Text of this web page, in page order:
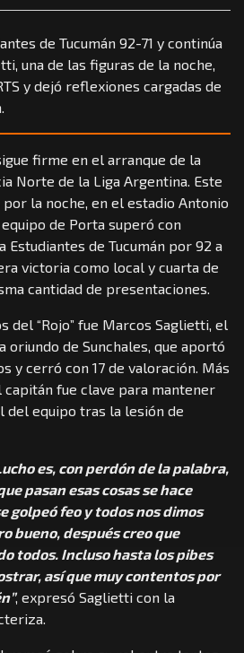
de Tucumán 92-71 y continúa
una de las figuras de la noche,
y dejó reflexiones cargadas de
firme en el arranque de la
Norte de la Liga Argentina. Este
la noche, en el estadio Antonio
de Porta superó con
Estudiantes de Tucumán por 92 a
victoria como local y cuarta de
cantidad de presentaciones.
del “Rojo” fue Marcos Saglietti, el
de Sunchales, que aportó
y cerró con 17 de valoración. Más
fue clave para mantener
del equipo tras la lesión de
es, con perdón de la palabra,
pasan esas cosas se hace
golpeó feo y todos nos dimos
bueno, después creo que
todos. Incluso hasta los pibes
así que muy contentos por
, expresó Saglietti con la